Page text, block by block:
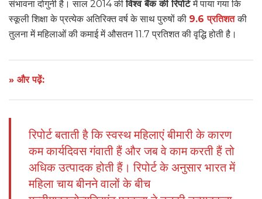
संभावना दोगुनी है। साल 2014 कीविश्व बैंक की रिपोर्टमें पाया गया कि
स्कूली शिक्षा के प्रत्येक अतिरिक्त वर्ष के साथ पुरुषों की 9.6 प्रतिशत की
तुलना में महिलाओं की कमाई में औसतन 11.7 प्रतिशत की वृद्धि होती है।
» और पढ़ें:
रिपोर्ट बताती है कि स्वस्थ महिलाएं बीमारी के कारण
कम कार्यदिवस गंवाती हैं और जब वे काम करती हैं तो
अधिक उत्पादक होती हैं। रिपोर्ट के अनुसार भारत में
महिला चाय बीनने वालों के बीच